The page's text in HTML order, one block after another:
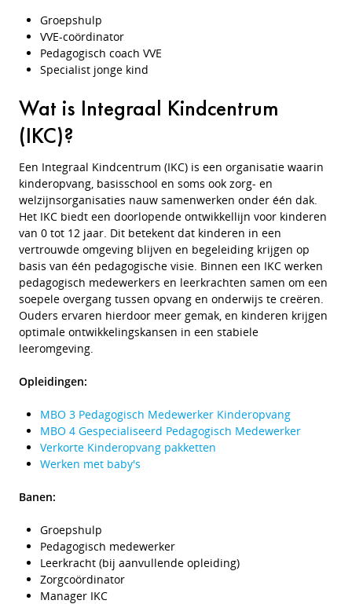
Groepshulp
VVE-coördinator
Pedagogisch coach VVE
Specialist jonge kind
Wat is Integraal Kindcentrum
(IKC)?
Een Integraal Kindcentrum (IKC) is een organisatie waarin
kinderopvang, basisschool en soms ook zorg- en
welzijnsorganisaties nauw samenwerken onder één dak.
Het IKC biedt een doorlopende ontwikkellijn voor kinderen
van 0 tot 12 jaar. Dit betekent dat kinderen in een
vertrouwde omgeving blijven en begeleiding krijgen op
basis van één pedagogische visie. Binnen een IKC werken
pedagogisch medewerkers en leerkrachten samen om een
soepele overgang tussen opvang en onderwijs te creëren.
Ouders ervaren hierdoor meer gemak, en kinderen krijgen
optimale ontwikkelingskansen in een stabiele
leeromgeving.
Opleidingen:
MBO 3 Pedagogisch Medewerker Kinderopvang
MBO 4 Gespecialiseerd Pedagogisch Medewerker
Verkorte Kinderopvang pakketten
Werken met baby's
Banen:
Groepshulp
Pedagogisch medewerker
Leerkracht (bij aanvullende opleiding)
Zorgcoördinator
Manager IKC